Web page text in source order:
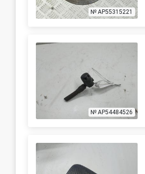
№ AP55315221
№ AP54484526